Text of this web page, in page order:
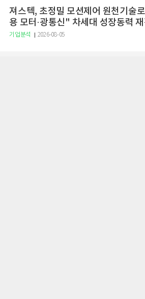
져스텍, 초정밀 모션제어 원천기술
용 모터·광통신" 차세대 성장동력
기업분석 2026-08-05